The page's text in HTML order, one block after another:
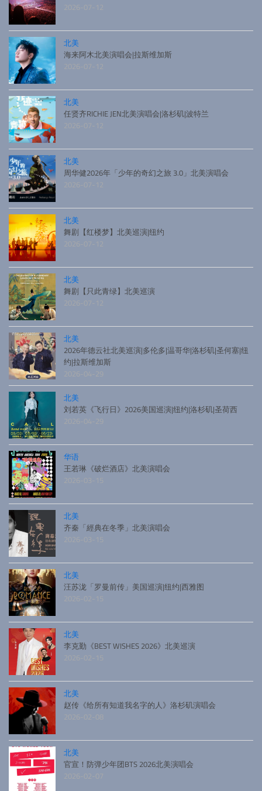
2026-07-12
北美
海来阿木北美演唱会|拉斯维加斯
2026-07-12
北美
任贤齐RICHIE JEN北美演唱会|洛杉矶|波特兰
2026-07-12
北美
周华健2026年「少年的奇幻之旅 3.0」北美演唱会
2026-07-12
北美
舞剧【红楼梦】北美巡演|纽约
2026-07-12
北美
舞剧【只此青绿】北美巡演
2026-07-12
北美
2026年德云社北美巡演|多伦多|温哥华|洛杉矶|圣何塞|纽
约|拉斯维加斯
2026-04-29
北美
刘若英《飞行日》2026美国巡演|纽约|洛杉矶|圣荷西
2026-04-29
华语
王若琳《破烂酒店》北美演唱会
2026-03-15
北美
齐秦「經典在冬季」北美演唱会
2026-03-15
北美
汪苏泷「罗曼前传」美国巡演|纽约|西雅图
2026-02-15
北美
李克勤《BEST WISHES 2026》北美巡演
2026-02-15
北美
赵传《给所有知道我名字的人》洛杉矶演唱会
2026-02-08
北美
官宣！防弹少年团BTS 2026北美演唱会
2026-02-07